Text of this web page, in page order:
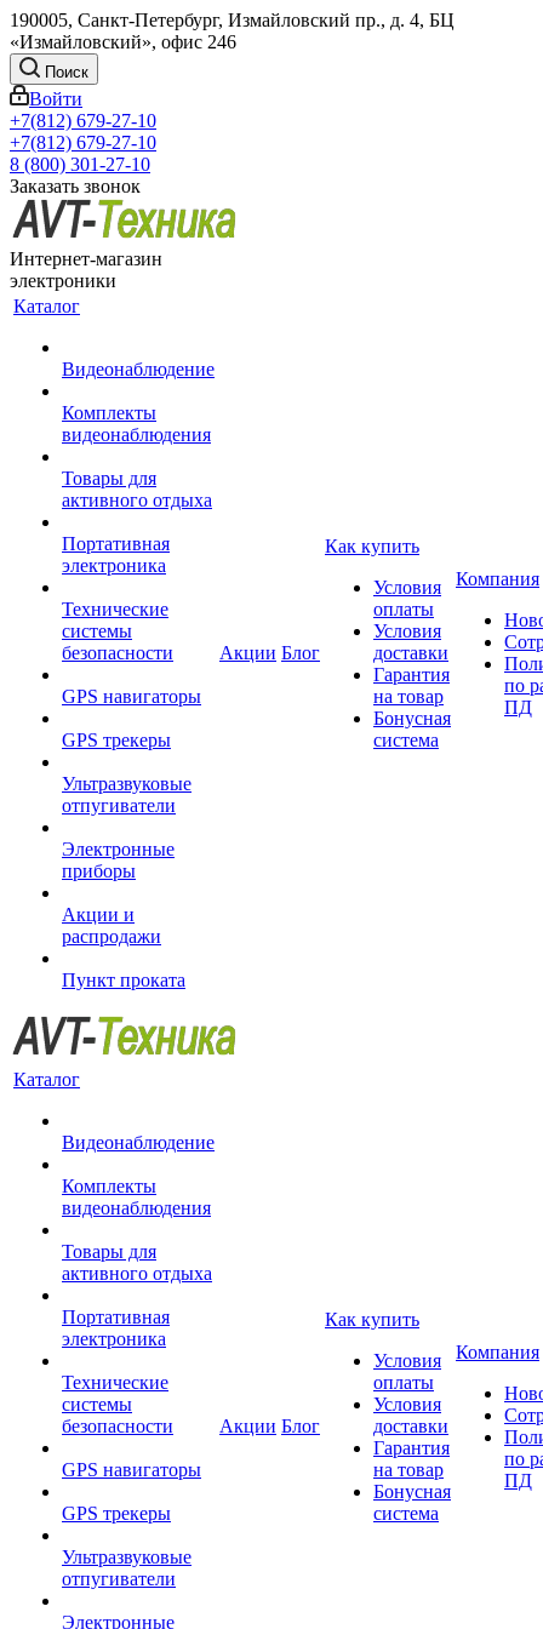
190005, Санкт-Петербург, Измайловский пр., д. 4, БЦ
«Измайловский», офис 246
Поиск
Войти
+7(812) 679-27-10
+7(812) 679-27-10
8 (800) 301-27-10
Заказать звонок
Интернет-магазин
электроники
Каталог
Видеонаблюдение
Комплекты
видеонаблюдения
Товары для
активного отдыха
Портативная
электроника
Технические
системы
безопасности
GPS навигаторы
GPS трекеры
Ультразвуковые
отпугиватели
Электронные
приборы
Акции и
распродажи
Пункт проката
Акции Блог
Как купить
Условия
оплаты
Условия
доставки
Гарантия
на товар
Бонусная
система
Компания
по
ПД
Каталог
Видеонаблюдение
Комплекты
видеонаблюдения
Товары для
активного отдыха
Портативная
электроника
Технические
системы
безопасности
GPS навигаторы
GPS трекеры
Ультразвуковые
отпугиватели
Электронные
Акции Блог
Как купить
Условия
оплаты
Условия
доставки
Гарантия
на товар
Бонусная
система
Компания
по
ПД